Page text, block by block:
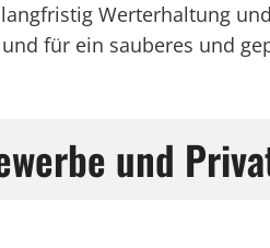
Werterhaltung
für ein sauberes und
und